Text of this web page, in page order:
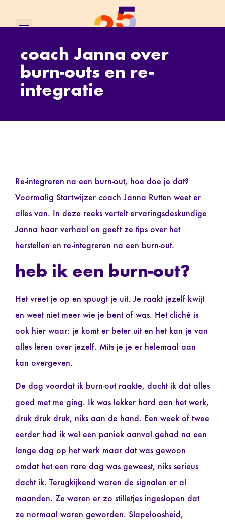
coach Janna over
burn-outs en re-
integratie
Re-integreren na een burn-out, hoe doe je dat?
Voormalig Startwijzer coach Janna Rutten weet er
alles van. In deze reeks vertelt ervaringsdeskundige
Janna haar verhaal en geeft ze tips over het
herstellen en re-integreren na een burn-out.
heb ik een burn-out?
Het vreet je op en spuugt je uit. Je raakt jezelf kwijt
en weet niet meer wie je bent of was. Het cliché is
ook hier waar: je komt er beter uit en het kan je van
alles leren over jezelf. Mits je je er helemaal aan
kan overgeven.
De dag voordat ik burn-out raakte, dacht ik dat alles
goed met me ging. Ik was lekker hard aan het werk,
druk druk druk, niks aan de hand. Een week of twee
eerder had ik wel een paniek aanval gehad na een
lange dag op het werk maar dat was gewoon
omdat het een rare dag was geweest, niks serieus
dacht ik. Terugkijkend waren de signalen er al
maanden. Ze waren er zo stilletjes ingeslopen dat
ze normaal waren geworden. Slapeloosheid,